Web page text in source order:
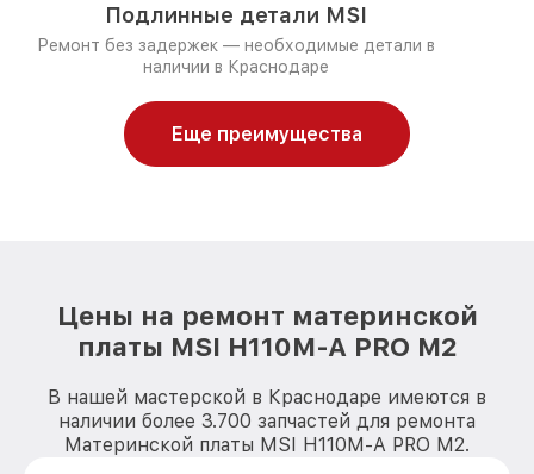
Подлинные детали MSI
Ремонт без задержек — необходимые детали в
наличии в Краснодаре
Еще преимущества
Цены на ремонт материнской
платы MSI H110M-A PRO M2
В нашей мастерской в Краснодаре имеются в
наличии более 3.700 запчастей для ремонта
Материнской платы MSI H110M-A PRO M2.